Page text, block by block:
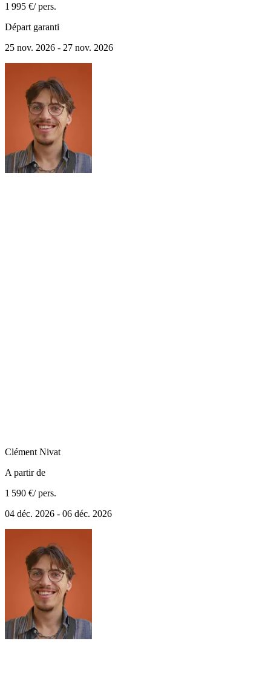
1 995 €/ pers.
Départ garanti
25 nov. 2026 - 27 nov. 2026
Clément Nivat
A partir de
1 590 €/ pers.
04 déc. 2026 - 06 déc. 2026